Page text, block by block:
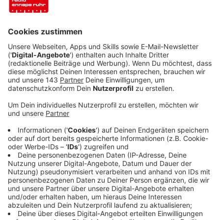
Finder könnt ihr testen, ob es sich um einen
Veröffentlicht:
Anzeige
Auf diese Punkte unbedingt achten beim
Online-Shopping
Anzeige
Bevor ihr im Netz etwas kauft, schaut euch bitte den
Online-Shop genau an. Überprüft diese Punkte:
Hat der Händler ein Impressum und eine
Telefonnummer?